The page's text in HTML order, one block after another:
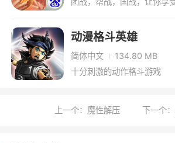
动漫格斗英雄
简体中文
134.80 MB
十分刺激的动作格斗游戏
上一个：魔性解压 下一个